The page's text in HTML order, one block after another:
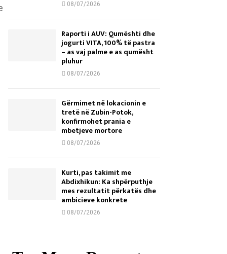
08/07/2026
Raporti i AUV: Qumështi dhe
jogurti VITA, 100% të pastra
– as vaj palme e as qumësht
pluhur
08/07/2026
Gërmimet në lokacionin e
tretë në Zubin-Potok,
konfirmohet prania e
mbetjeve mortore
08/07/2026
Kurti, pas takimit me
Abdixhikun: Ka shpërputhje
mes rezultatit përkatës dhe
ambicieve konkrete
08/07/2026